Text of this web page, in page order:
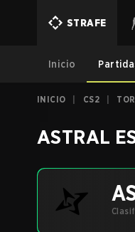
STRAFE
Inicio
INICIO CS2
ASTRAL